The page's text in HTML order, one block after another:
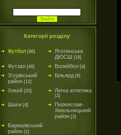
Категорії розділу
Футбол [96]
Яготинська
ДЮСШ [18]
Футзал [46] Волейбол [4]
Згурівський
район [12]
Більярд [6]
Хокей [20] Легка атлетика
[2]
Шахи [4]
Переяслав-
Хмельницький
район [3]
Баришівський
район [1]